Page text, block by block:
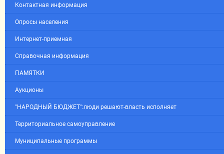
Контактная информация
Опросы населения
Интернет-приемная
Справочная информация
ПАМЯТКИ
Аукционы
"НАРОДНЫЙ БЮДЖЕТ":люди решают-власть исполняет
Территориальное самоуправление
Муниципальные программы